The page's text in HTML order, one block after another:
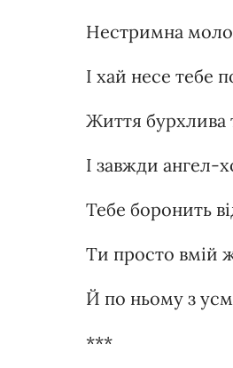
Нестримна
І хай несе тебе
Життя бурхлива
І завжди ангел-
Тебе боронить
Ти просто вмій
Й по ньому з
***